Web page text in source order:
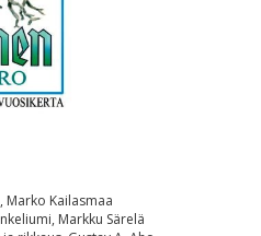
Marko Kailasmaa
Markku Särelä